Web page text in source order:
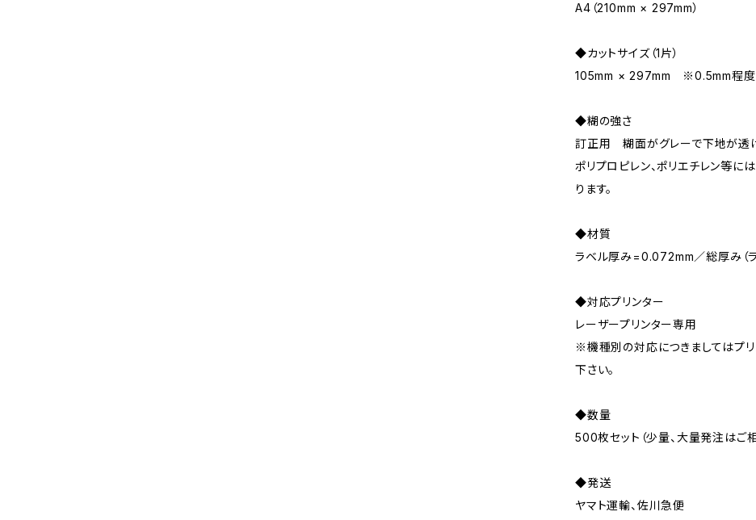
A4（210mm × 297mm）
◆カットサイズ（1片）
105mm × 297mm ※0.5mm程度
◆糊の強さ
訂正用 糊面がグレーで下地が透け
ポリプロピレン、ポリエチレン等
ります。
◆材質
ラベル厚み=0.072mm／総厚み（
◆対応プリンター
レーザープリンター専用
※機種別の対応につきましてはプ
下さい。
◆数量
500枚セット（少量、大量発注はご相
◆発送
ヤマト運輸、佐川急便